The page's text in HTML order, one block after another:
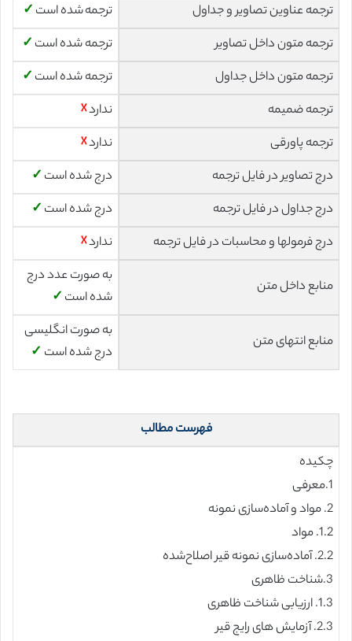
ترجمه عناوین تصاویر و جداول
ترجمه شده است ✓
ترجمه متون داخل تصاویر
ترجمه شده است ✓
ترجمه متون داخل جداول
ترجمه شده است ✓
ترجمه ضمیمه
ندارد☓
ترجمه پاورقی
ندارد☓
درج تصاویر در فایل ترجمه
درج شده است ✓
درج جداول در فایل ترجمه
درج شده است ✓
درج فرمولها و محاسبات در فایل ترجمه
ندارد☓
منابع داخل متن
به صورت عدد درج
شده است ✓
منابع انتهای متن
به صورت انگلیسی
درج شده است ✓
فهرست مطالب
چکیده
1.معرفی
2. مواد و آماده‌سازی نمونه
1.2. مواد
2.2. آماده‌سازی نمونه قیر اصلاح‌شده
3.شناخت ظاهری
1.3. ارزیابی شناخت ظاهری
2.3. آزمایش های رایج قیر